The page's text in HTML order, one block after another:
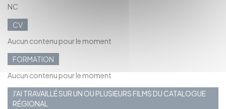
NC
CV
Aucun contenu pour le moment
FORMATION
Aucun contenu pour le moment
J'AI TRAVAILLÉ SUR UN OU PLUSIEURS FILMS DU CATALOGUE
RÉGIONAL